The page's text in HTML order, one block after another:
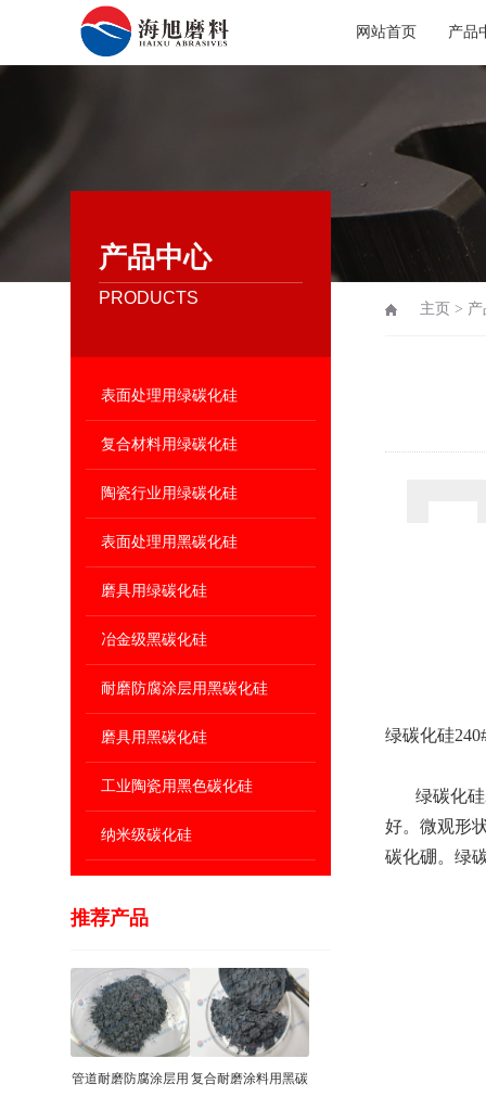
网站首页 产品
产品中心
PRODUCTS
表面处理用绿碳化硅
复合材料用绿碳化硅
陶瓷行业用绿碳化硅
表面处理用黑碳化硅
磨具用绿碳化硅
冶金级黑碳化硅
耐磨防腐涂层用黑碳化硅
磨具用黑碳化硅
工业陶瓷用黑色碳化硅
纳米级碳化硅
推荐产品
管道耐磨防腐涂层用 复合耐磨涂料用黑碳
主页 >
绿碳化硅
绿碳化硅
好。微观形
碳化硼。绿